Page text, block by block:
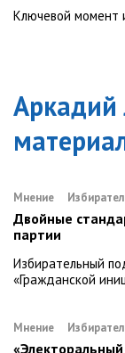
Ключевой момент
Мнение
Двойные
партии
Избирательный
«Гражданской
Мнение